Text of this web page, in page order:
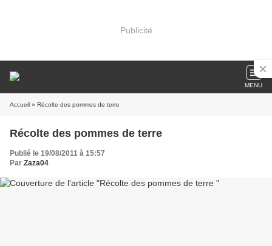
Publicité
MENU
Accueil » Récolte des pommes de terre
Récolte des pommes de terre
Publié le 19/08/2011 à 15:57
Par Zaza04